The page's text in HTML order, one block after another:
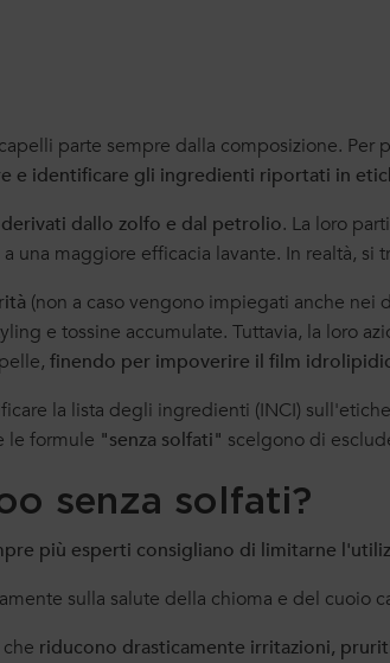
parte sempre dalla composizione.
e identificare gli ingredienti riportati in
dallo zolfo e dal petrolio. La loro
una maggiore efficacia lavante. In realtà,
(non a caso vengono impiegati anche
e tossine accumulate. Tuttavia, la loro
finendo per impoverire il film
la lista degli ingredienti (INCI)
le formule "senza solfati" scelgono di
senza solfati?
più esperti consigliano di limitarne
sulla salute della chioma e del cuoio
riducono drasticamente irritazioni,